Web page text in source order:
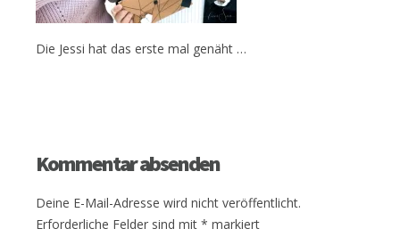
Die Jessi hat das erste mal genäht …
Kommentar absenden
Deine E-Mail-Adresse wird nicht veröffentlicht.
Erforderliche Felder sind mit * markiert